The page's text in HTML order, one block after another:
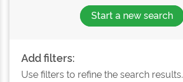
Start a new search
Add filters:
Use filters to refine the search results.